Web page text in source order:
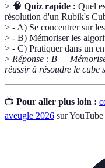
> 🧠 Quiz rapide : Quel
résolution d'un Rubik's
> - A) Se concentrer sur
> - B) Mémoriser les
> - C) Pratiquer dans un
> Réponse : B —
réussir à résoudre le cube
📺 Pour aller plus loin :
aveugle 2026 sur YouTube